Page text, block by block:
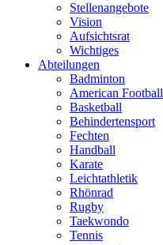
Stellenangebote
Vision
Aufsichtsrat
Wichtiges
Abteilungen
Badminton
American Football
Basketball
Behindertensport
Fechten
Handball
Karate
Leichtathletik
Rhönrad
Rugby
Taekwondo
Tennis